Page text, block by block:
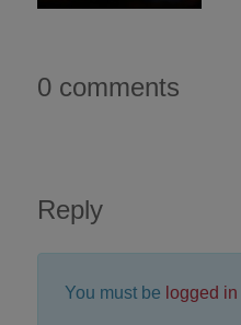
0 comments
Reply
You must be logged in